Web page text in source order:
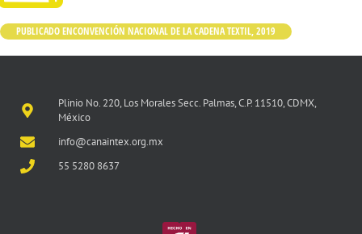
PUBLICADO ENCONVENCIÓN NACIONAL DE LA CADENA TEXTIL, 2019
Plinio No. 220, Los Morales Secc. Palmas, C.P. 11510, CDMX,
México
info@canaintex.org.mx
55 5280 8637